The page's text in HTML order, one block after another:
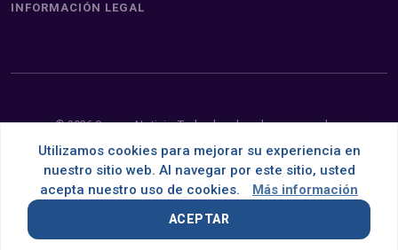
INFORMACIÓN LEGAL
© 2026 Somos Noticia. Todos los derechos reservados.
Desarrollado con por OMNES
Utilizamos cookies para mejorar su experiencia en
nuestro sitio web. Al navegar por este sitio, usted
acepta nuestro uso de cookies.
Más información
ACEPTAR